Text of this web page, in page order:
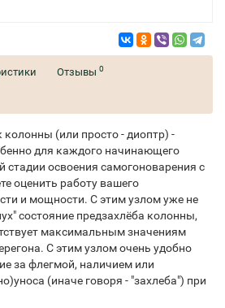
Отзывы 0
(или просто - диоптр) -
для каждого начинающего
стадии освоения самогоноварения с
оценить работу вашего
и мощности. С этим узлом уже не
состояние предзахлёба колонны,
максимальным значениям
С этим узлом очень удобно
за флегмой, наличием или
(иначе говоря - "захлеба") при